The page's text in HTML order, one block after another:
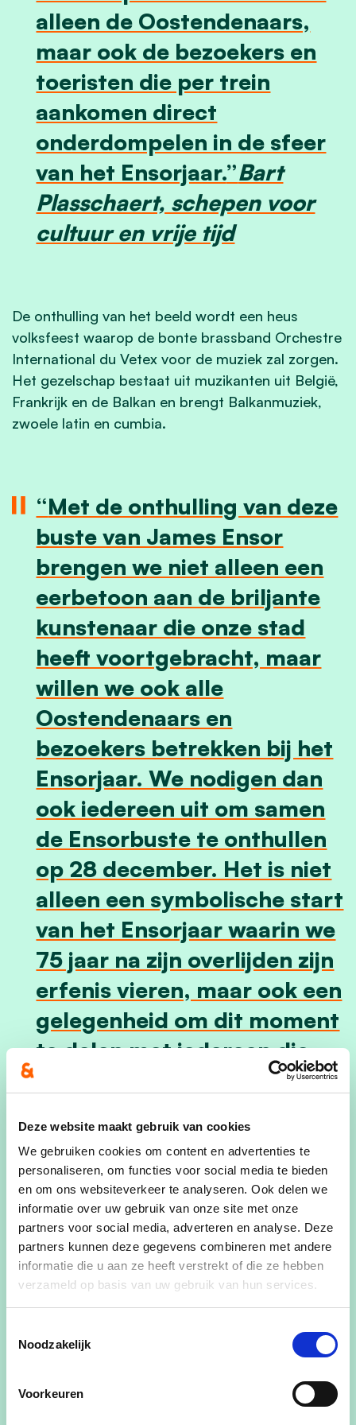
Deze website maakt gebruik van cookies
We gebruiken cookies om content en advertenties te
personaliseren, om functies voor social media te bieden
en om ons websiteverkeer te analyseren. Ook delen we
informatie over uw gebruik van onze site met onze
partners voor social media, adverteren en analyse. Deze
partners kunnen deze gegevens combineren met andere
informatie die u aan ze heeft verstrekt of die ze hebben
verzameld op basis van uw gebruik van hun services.
Noodzakelijk
Voorkeuren
alleen de Oostendenaars,
maar ook de bezoekers en
toeristen die per trein
aankomen direct
onderdompelen in de sfeer
van het Ensorjaar. Bart
Plasschaert, schepen voor
cultuur en vrije tijd
De onthulling van het beeld wordt een heus
volksfeest waarop de bonte brassband Orchestre
International du Vetex voor de muziek zal zorgen.
Het gezelschap bestaat uit muzikanten uit België,
Frankrijk en de Balkan en brengt Balkanmuziek,
zwoele latin en cumbia.
Met de onthulling van deze
buste van James Ensor
brengen we niet alleen een
eerbetoon aan de briljante
kunstenaar die onze stad
heeft voortgebracht, maar
willen we ook alle
Oostendenaars en
bezoekers betrekken bij het
Ensorjaar. We nodigen dan
ook iedereen uit om samen
de Ensorbuste te onthullen
op 28 december. Het is niet
alleen een symbolische start
van het Ensorjaar waarin we
75 jaar na zijn overlijden zijn
erfenis vieren, maar ook een
gelegenheid om dit moment
te delen met iedereen die
burgemeester
Geboren en getogen Oostendenaar
Baron James Sidney Edouard Ensor, geboren op
13 april 1860 in Oostende, was een invloedrijke en
veelzijdige Belgische kunstenaar. Hij wordt
beschouwd als een pionier van het symbolisme en
het expressionisme in de moderne kunst. James
van satire, symboliek en donkere humor. Hij